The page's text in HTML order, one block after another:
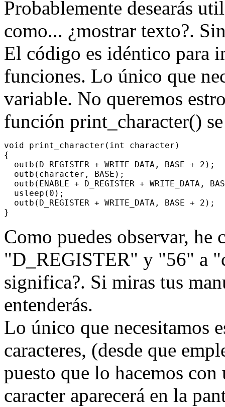
Probablemente desearás
como... ¿mostrar texto?.
El código es idéntico para
funciones. Lo único que
variable. No queremos
función print_character()
void print_character(int character)
{
  outb(D_REGISTER + WRITE_DATA, BASE + 2);
  outb(character, BASE);
outb(ENABLE + D_REGISTER + WRITE_DATA,
  usleep(0);
  outb(D_REGISTER + WRITE_DATA, BASE + 2);
Como puedes observar,
"D_REGISTER" y "56" a
significa?. Si miras tus
entenderás.
Lo único que necesitamos
caracteres, (desde que
puesto que lo hacemos
caracter aparecerá en la